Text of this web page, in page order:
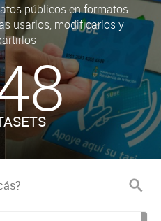
públicos en formatos
usarlos, modificarlos y